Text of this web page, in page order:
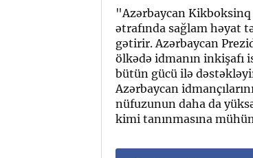
"Azərbaycan Kikboksinq
ətrafında sağlam həyat
gətirir. Azərbaycan
ölkədə idmanın inkişafı
bütün gücü ilə
Azərbaycan
nüfuzunun daha da
kimi tanınmasına